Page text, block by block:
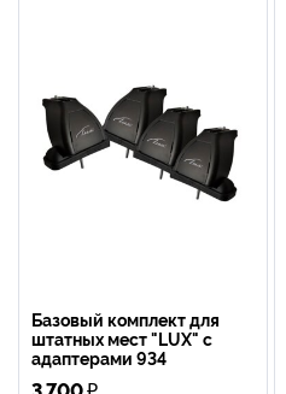
Базовый комплект для
штатных мест "LUX" с
адаптерами 934